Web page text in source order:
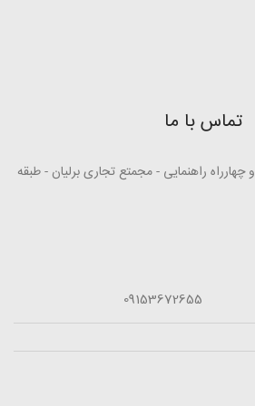
تماس با ما
مشهد - حدفاصل سناباد ۵۹ و چهارراه راهنمایی - مجمتع تجاری برلیان - طبقه
09153672655